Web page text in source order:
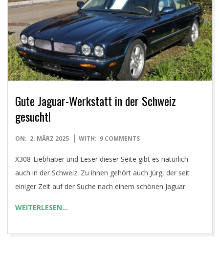
Gute Jaguar-Werkstatt in der Schweiz
gesucht!
2025-
02
ON: 2. MÄRZ 2025 WITH: 9 COMMENTS
X308-Liebhaber und Leser dieser Seite gibt es natürlich
auch in der Schweiz. Zu ihnen gehört auch Jürg, der seit
einiger Zeit auf der Suche nach einem schönen Jaguar
WEITERLESEN…